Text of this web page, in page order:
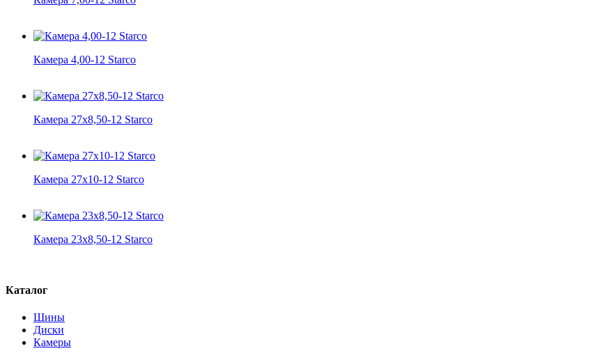
Камера 4,00-12 Starco
Камера 27x8,50-12 Starco
Камера 27x10-12 Starco
Камера 23x8,50-12 Starco
Каталог
Шины
Диски
Камеры